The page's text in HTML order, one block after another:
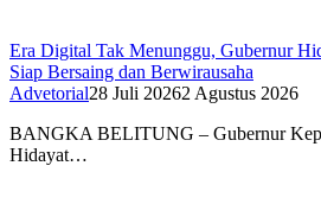
Era Digital Tak Menunggu, Gubernur
Siap Bersaing dan Berwirausaha
Advetorial28 Juli 20262 Agustus 2026
BANGKA BELITUNG – Gubernur
Hidayat…